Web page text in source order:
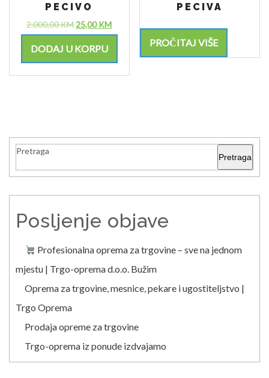
PECIVO
2.000,00KM 25,00KM
DODAJ U KORPU
PECIVA
PROČITAJ VIŠE
Pretraga
Pretraga
Posljenje objave
Profesionalna oprema za trgovine – sve na jednom
mjestu | Trgo-oprema d.o.o. Bužim
Oprema za trgovine, mesnice, pekare i ugostiteljstvo |
Trgo Oprema
Prodaja opreme za trgovine
Trgo-oprema iz ponude izdvajamo